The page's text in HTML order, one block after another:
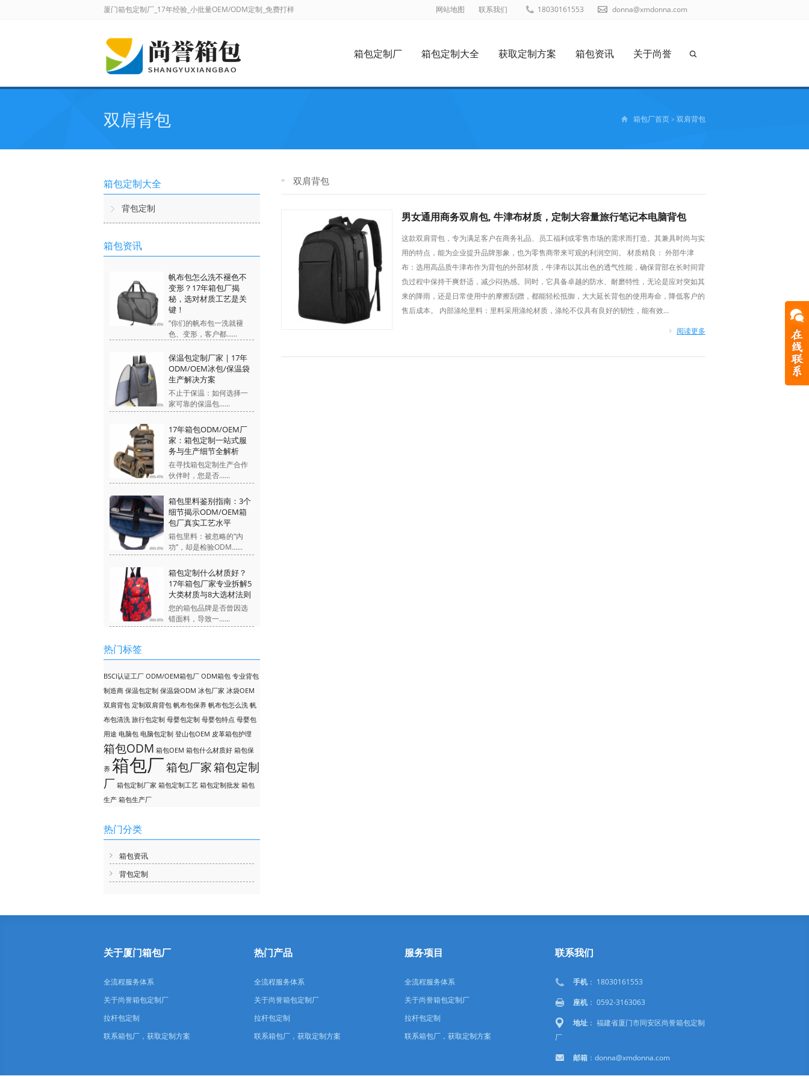
厦门箱包定制厂_17年经验_小批量OEM/ODM定制_免费打样 18030161553 donna@xmdonna.com
网站地图 联系我们
箱包定制厂 箱包定制大全 获取定制方案 箱包资讯 关于尚誉
双肩背包 箱包厂首页 > 双肩背包
双肩背包
男女通用商务双肩包, 牛津布材质，定制大容量旅行笔记本电脑背包
这款双肩背包，专为满足客户在商务礼品、员工福利或零售市场的需求而打造。其兼具时尚与实
用的特点，能为企业提升品牌形象，也为零售商带来可观的利润空间。 材质精良： 外部牛津
布：选用高品质牛津布作为背包的外部材质，牛津布以其出色的透气性能，确保背部在长时间背
负过程中保持干爽舒适，减少闷热感。同时，它具备卓越的防水、耐磨特性，无论是应对突如其
来的降雨，还是日常使用中的摩擦刮蹭，都能轻松抵御，大大延长背包的使用寿命，降低客户的
售后成本。 内部涤纶里料：里料采用涤纶材质，涤纶不仅具有良好的韧性，能有效...
阅读更多
箱包定制大全
背包定制
箱包资讯
帆布包怎么洗不褪色不
变形？17年箱包厂揭
秘，选对材质工艺是关
键！
“你们的帆布包一洗就褪
色、变形，客户都......
保温包定制厂家 | 17年
ODM/OEM冰包/保温袋
生产解决方案
不止于保温：如何选择一
家可靠的保温包......
17年箱包ODM/OEM厂
家：箱包定制一站式服
务与生产细节全解析
在寻找箱包定制生产合作
伙伴时，您是否......
箱包里料鉴别指南：3个
细节揭示ODM/OEM箱
包厂真实工艺水平
箱包里料：被忽略的“内
功”，却是检验ODM......
箱包定制什么材质好？
17年箱包厂家专业拆解5
大类材质与8大选材法则
您的箱包品牌是否曾因选
错面料，导致一......
热门标签
BSCI认证工厂 ODM/OEM箱包厂 ODM箱包 专业背包
制造商 保温包定制 保温袋ODM 冰包厂家 冰袋OEM
双肩背包 定制双肩背包 帆布包保养 帆布包怎么洗 帆
布包清洗 旅行包定制 母婴包定制 母婴包特点 母婴包
用途 电脑包 电脑包定制 登山包OEM 皮革箱包护理
箱包ODM 箱包OEM 箱包什么材质好 箱包保
养 箱包厂箱包厂家箱包定制
厂 箱包定制厂家 箱包定制工艺 箱包定制批发 箱包
生产 箱包生产厂
热门分类
箱包资讯
背包定制
关于厦门箱包厂
全流程服务体系
关于尚誉箱包定制厂
拉杆包定制
联系箱包厂，获取定制方案
热门产品
全流程服务体系
关于尚誉箱包定制厂
拉杆包定制
联系箱包厂，获取定制方案
服务项目
全流程服务体系
关于尚誉箱包定制厂
拉杆包定制
联系箱包厂，获取定制方案
联系我们
手机 ： 18030161553
座机 ： 0592-3163063
地址 ： 福建省厦门市同安区尚誉箱包定制
厂
邮箱 ：donna@xmdonna.com